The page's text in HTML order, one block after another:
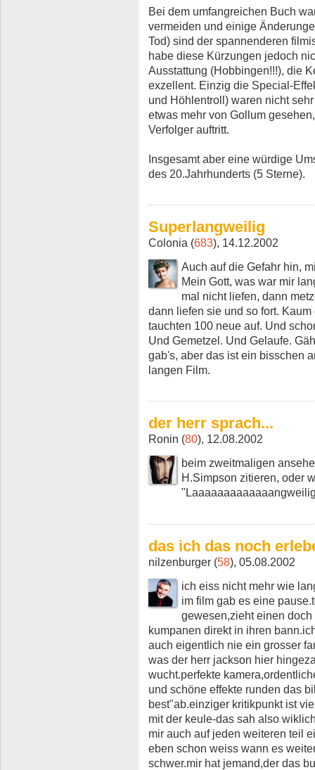
Bei dem umfangreichen Buch
vermeiden und einige
Tod) sind der spannenderen
habe diese Kürzungen jedoch
Ausstattung (Hobbingen!!!), die
exzellent. Einzig die Special-
und Höhlentroll) waren nicht
etwas mehr von Gollum
Verfolger auftritt.
Insgesamt aber eine würdige
des 20.Jahrhunderts (5 Sterne).
Superlangweilig
Colonia (683), 14.12.2002
Auch auf die Gefahr hin,
Mein Gott, was war mir
mal nicht liefen, dann
dann liefen sie und so fort.
tauchten 100 neue auf. Und
Und Gemetzel. Und Gelaufe.
gab's, aber das ist ein bisschen
langen Film.
der herr sprach...
Ronin (80), 12.08.2002
beim zweitmaligen
H.Simpson zitieren, oder
das ich das noch
nilzenburger (58), 05.08.2002
ich eiss nicht mehr wie
im film gab es eine
gewesen,zieht einen
kumpanen direkt in ihren
auch eigentlich nie ein grosser
was der herr jackson hier
wucht.perfekte
und schöne effekte runden das
best"ab.einziger kritikpunkt ist
mit der keule-das sah also
mir auch auf jeden weiteren teil
eben schon weiss wann es
schwer.mir hat jemand,der das